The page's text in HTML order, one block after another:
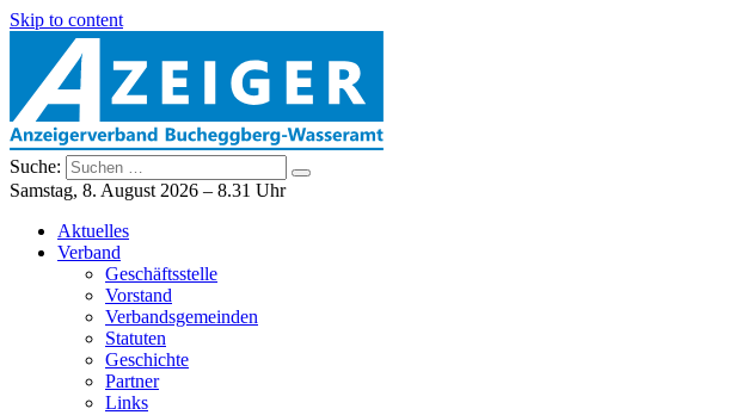
Skip to content
Anzeigerverband Bucheggberg – Wasseramt
Azeiger AZ-Medien
Suche:
Samstag, 8. August 2026 – 8.31 Uhr
Aktuelles
Verband
Geschäftsstelle
Vorstand
Verbandsgemeinden
Statuten
Geschichte
Partner
Links